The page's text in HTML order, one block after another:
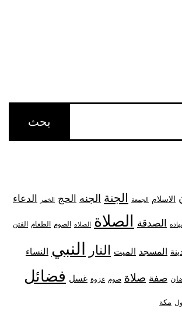
الاسلام الجمعة الجنة الجنه الحج الخمر الدعاء
الصدقة الصلاة الصلاه الصوم الطعام الفتن
المسجد الميت النار النبي النساء
صفة صلاة صوم غزوة غسل فضائل
مكة